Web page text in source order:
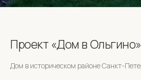
Проект «Дом в Ольгино»
Дом в историческом районе Санкт-